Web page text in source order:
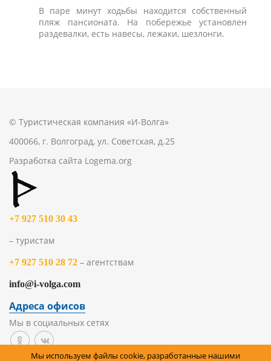
В паре минут ходьбы находится собственный
пляж пансионата. На побережье установлен
раздевалки, есть навесы, лежаки, шезлонги.
© Туристическая компания «И-Волга»
400066, г. Волгоград, ул. Советская, д.25
Разработка сайта Logema.org
+7 927 510 30 43
– туристам
+7 927 510 28 72 – агентствам
info@i-volga.com
Адреса офисов
Мы в социальных сетях
Мы используем файлы cookie, разработанные нашими